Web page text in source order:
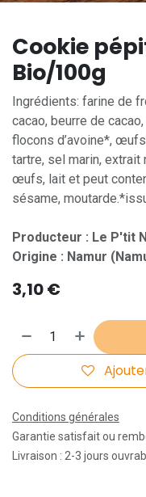
Cookie
Bio/100g
Ingrédients: farine de
cacao, beurre de
flocons d’avoine*,
tartre, sel marin, extrait
œufs, lait et peut
sésame,
Producteur : Le P'tit
Origine : Namur
3,10€
Conditions générales
Garantie satisfait ou
Livraison : 2-3 jours